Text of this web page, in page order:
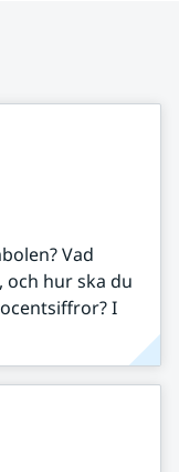
Vad
och hur ska du
I